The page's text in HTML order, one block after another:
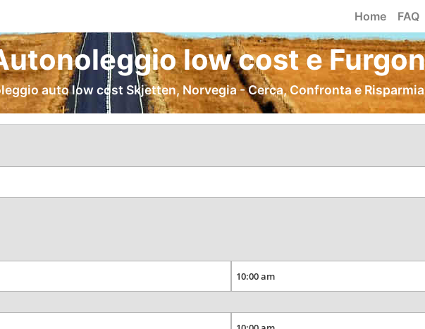
Home FAQ
low cost e
auto low cost Skjetten, Norvegia - Cerca, Confronta e Risparmia